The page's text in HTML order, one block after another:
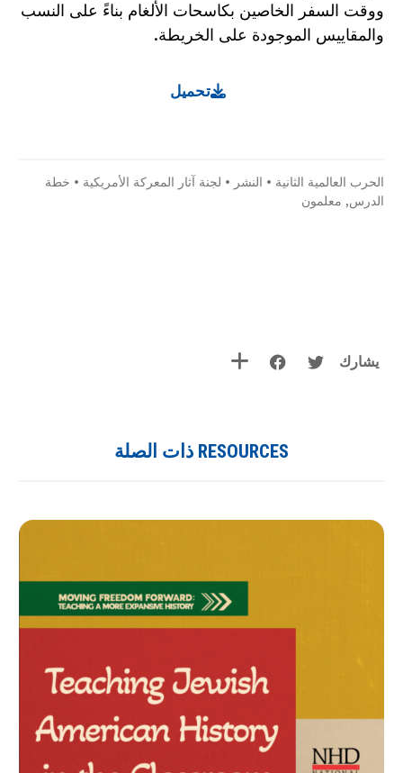
ووقت السفر الخاصين بكاسحات الألغام بناءً على النسب
والمقاييس الموجودة على الخريطة.
تحميل
الحرب العالمية الثانية • النشر • لجنة آثار المعركة الأمريكية • خطة
الدرس, معلمون
يشارك
RESOURCES ذات الصلة